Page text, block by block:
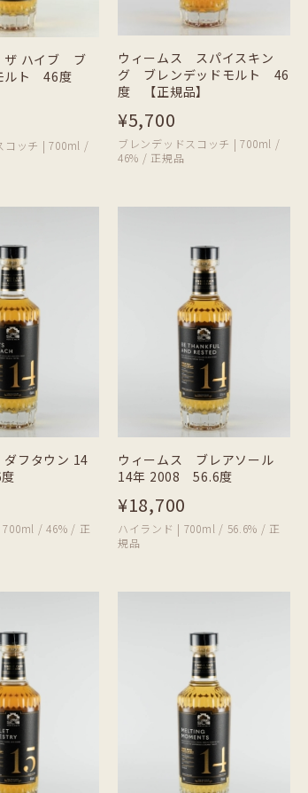
ザ ハイブ ブ
ルト 46度
コッチ | 700ml /
ウィームス スパイスキン
グ ブレンデッドモルト 46
度 【正規品】
¥5,700
ブレンデッドスコッチ | 700ml /
46% / 正規品
フタウン 14
700ml / 46% / 正
ウィームス ブレアソール
14年 2008 56.6度
¥18,700
ハイランド | 700ml / 56.6% / 正
規品